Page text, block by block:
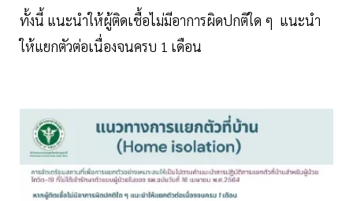
ทั้งนี้ แนะนำให้ผู้ติดเชื้อไม่มีอาการผิดปกติใด ๆ แนะนำ
ให้แยกตัวต่อเนื่องจนครบ 1 เดือน